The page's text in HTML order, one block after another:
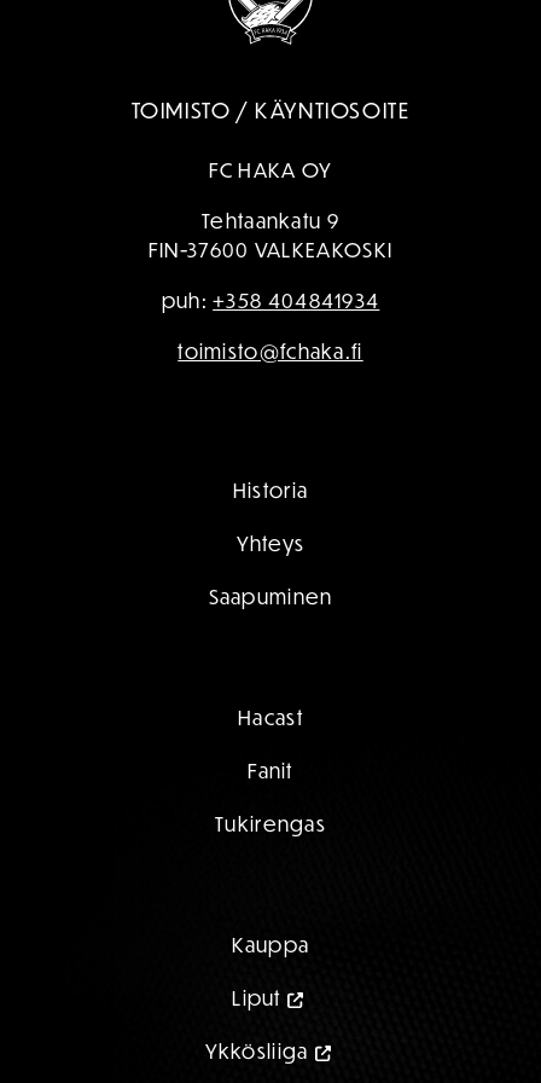
TOIMISTO / KÄYNTIOSOITE
FC HAKA OY
Tehtaankatu 9
FIN-37600 VALKEAKOSKI
puh:+358 404841934
toimisto@fchaka.fi
Historia
Yhteys
Saapuminen
Hacast
Fanit
Tukirengas
Kauppa
Liput
Ykkösliiga